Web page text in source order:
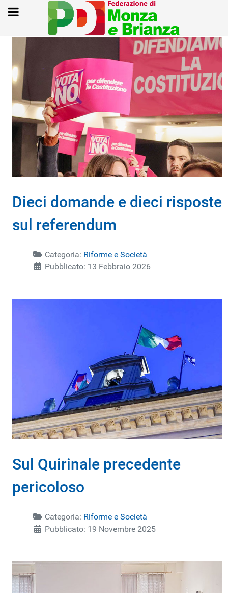
Dieci domande e dieci risposte
sul referendum
Categoria: Riforme e Società
Pubblicato: 13 Febbraio 2026
Sul Quirinale precedente
pericoloso
Categoria: Riforme e Società
Pubblicato: 19 Novembre 2025